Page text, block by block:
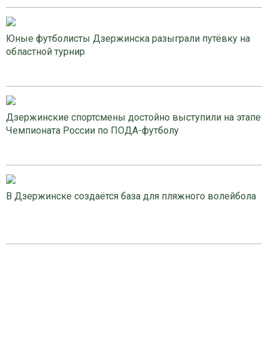
Юные футболисты Дзержинска разыграли путёвку на
областной турнир
Дзержинские спортсмены достойно выступили на этапе
Чемпионата России по ПОДА-футболу
В Дзержинске создаётся база для пляжного волейбола